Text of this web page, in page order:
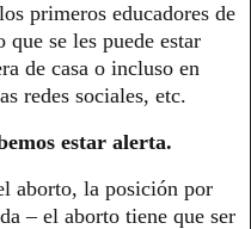
primeros educadores de
se les puede estar
de casa o incluso en
redes sociales, etc.
estar alerta.
aborto, la posición por
– el aborto tiene que ser